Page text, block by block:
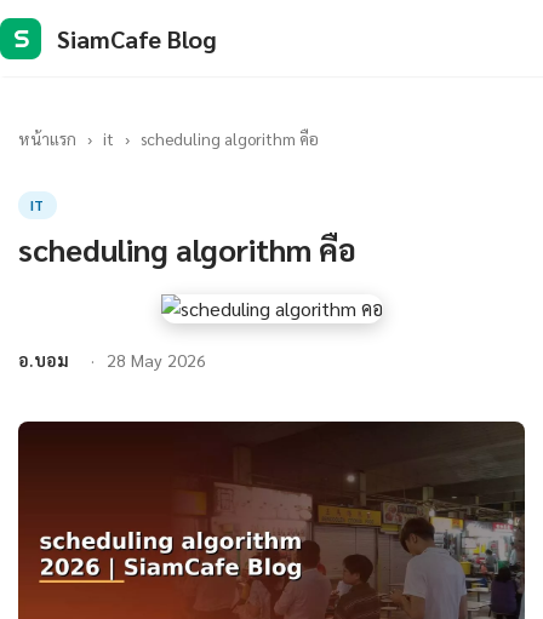
S SiamCafe Blog
หน้าแรก › it › scheduling algorithm คือ
IT
scheduling algorithm คือ
อ.บอม 28 May 2026